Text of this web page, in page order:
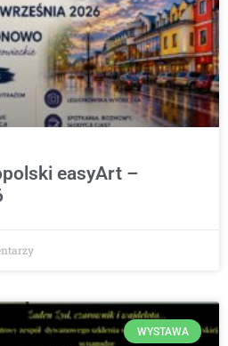
easyArt –
WYSTAWA